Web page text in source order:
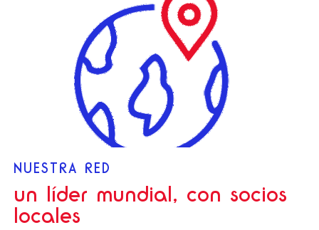
NUESTRA RED
un líder mundial, con socios
locales